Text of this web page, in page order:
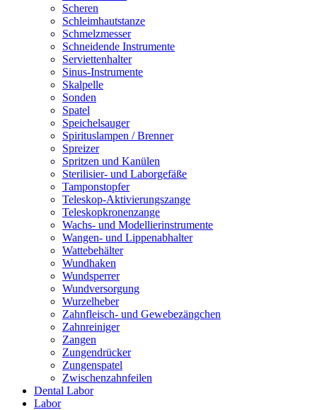
Scheren
Schleimhautstanze
Schmelzmesser
Schneidende Instrumente
Serviettenhalter
Sinus-Instrumente
Skalpelle
Sonden
Spatel
Speichelsauger
Spirituslampen / Brenner
Spreizer
Spritzen und Kanülen
Sterilisier- und Laborgefäße
Tamponstopfer
Teleskop-Aktivierungszange
Teleskopkronenzange
Wachs- und Modellierinstrumente
Wangen- und Lippenabhalter
Wattebehälter
Wundhaken
Wundsperrer
Wundversorgung
Wurzelheber
Zahnfleisch- und Gewebezängchen
Zahnreiniger
Zangen
Zungendrücker
Zungenspatel
Zwischenzahnfeilen
Dental Labor
Labor